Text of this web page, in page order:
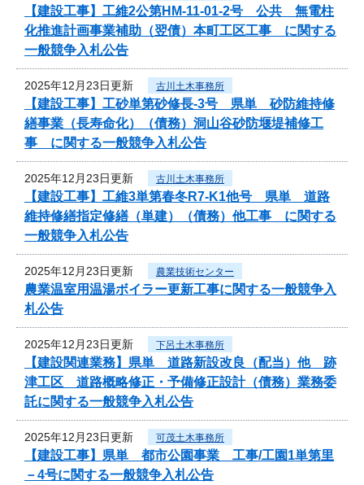
【建設工事】工維2公第HM-11-01-2号 公共 無電柱
化推進計画事業補助（翌債）本町工区工事 に関する
一般競争入札公告
2025年12月23日更新 古川土木事務所
【建設工事】工砂単第砂修長-3号 県単 砂防維持修
繕事業（長寿命化）（債務）洞山谷砂防堰堤補修工
事 に関する一般競争入札公告
2025年12月23日更新 古川土木事務所
【建設工事】工維3単第春冬R7-K1他号 県単 道路
維持修繕指定修繕（単建）（債務）他工事 に関する
一般競争入札公告
2025年12月23日更新 農業技術センター
農業温室用温湯ボイラー更新工事に関する一般競争入
札公告
2025年12月23日更新 下呂土木事務所
【建設関連業務】県単 道路新設改良（配当）他 跡
津工区 道路概略修正・予備修正設計（債務）業務委
託に関する一般競争入札公告
2025年12月23日更新 可茂土木事務所
【建設工事】県単 都市公園事業 工事/工園1単第里
－4号に関する一般競争入札公告